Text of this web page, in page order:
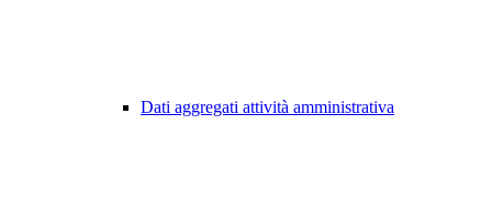
Dati aggregati attività amministrativa